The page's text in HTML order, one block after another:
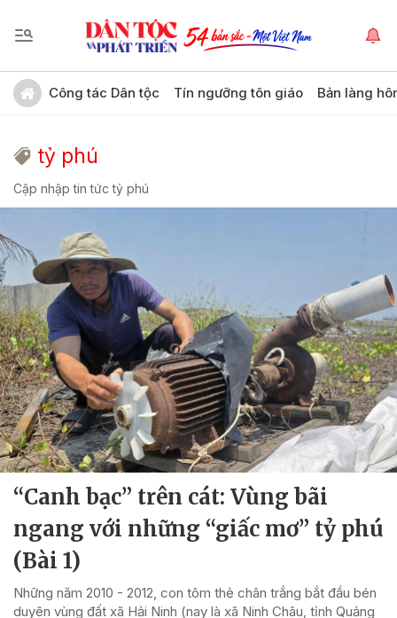
Công tác Dân tộc Tín ngưỡng tôn giáo Bản làng
tỷ phú
Cập nhập tin tức tỷ phú
“Canh bạc” trên cát: Vùng bãi
ngang với những “giấc mơ” tỷ phú
(Bài 1)
Những năm 2010 - 2012, con tôm thẻ chân trắng bắt đầu bén
duyên vùng đất xã Hải Ninh (nay là xã Ninh Châu, tỉnh Quảng